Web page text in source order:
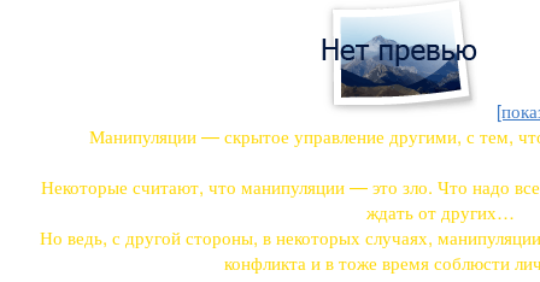
Манипуляции — скрытое управление другими, с тем,
Некоторые считают, что манипуляции — это зло. Что надо
ждать от других…
Но ведь, с другой стороны, в некоторых случаях,
конфликта и в тоже время соблюсти